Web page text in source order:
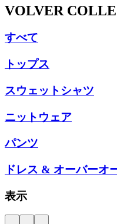
VOLVER
すべて
トップス
スウェットシャツ
ニットウェア
パンツ
ドレス & オーバーオ
表示